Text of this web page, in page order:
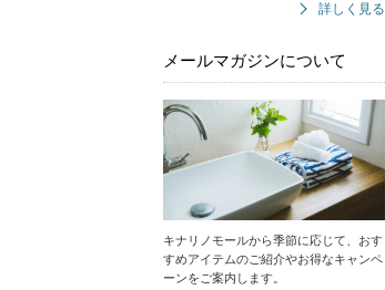
詳しく見る
メールマガジンについて
キナリノモールから季節に応じて、おす
すめアイテムのご紹介やお得なキャンペ
ーンをご案内します。